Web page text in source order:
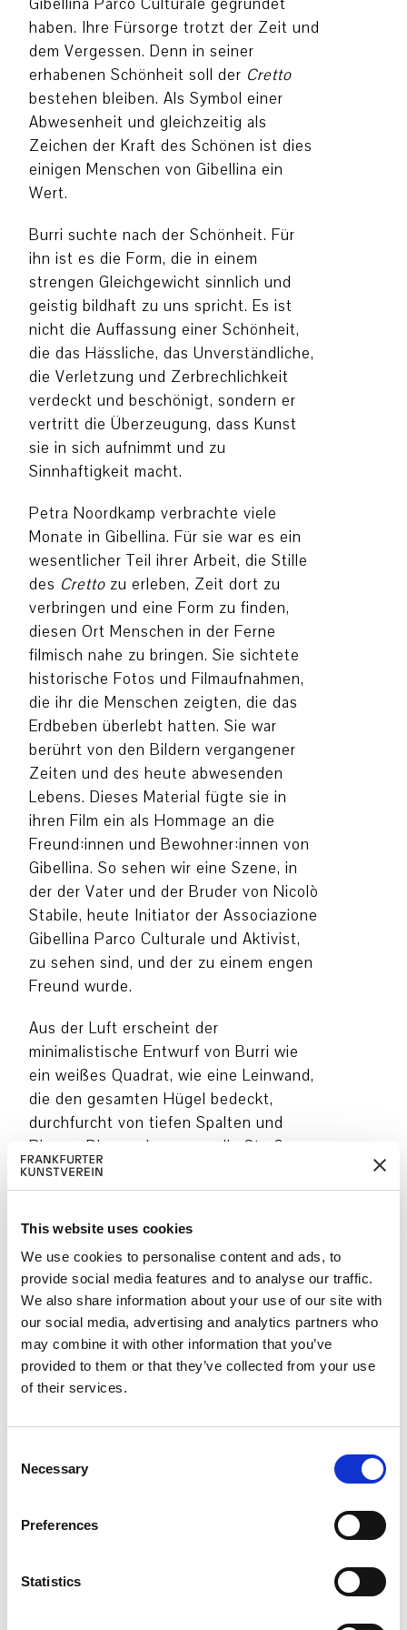
This website uses cookies
We use cookies to personalise content and ads, to
provide social media features and to analyse our traffic.
We also share information about your use of our site with
our social media, advertising and analytics partners who
may combine it with other information that you’ve
provided to them or that they’ve collected from your use
of their services.
Necessary
Preferences
Statistics
haben. Ihre Fürsorge trotzt der Zeit und
dem Vergessen. Denn in seiner
erhabenen Schönheit soll der Cretto
bestehen bleiben. Als Symbol einer
Abwesenheit und gleichzeitig als
Zeichen der Kraft des Schönen ist dies
einigen Menschen von Gibellina ein
Wert.
Burri suchte nach der Schönheit. Für
ihn ist es die Form, die in einem
strengen Gleichgewicht sinnlich und
geistig bildhaft zu uns spricht. Es ist
nicht die Auffassung einer Schönheit,
die das Hässliche, das Unverständliche,
die Verletzung und Zerbrechlichkeit
verdeckt und beschönigt, sondern er
vertritt die Überzeugung, dass Kunst
sie in sich aufnimmt und zu
Sinnhaftigkeit macht.
Petra Noordkamp verbrachte viele
Monate in Gibellina. Für sie war es ein
wesentlicher Teil ihrer Arbeit, die Stille
des Cretto zu erleben, Zeit dort zu
verbringen und eine Form zu finden,
diesen Ort Menschen in der Ferne
filmisch nahe zu bringen. Sie sichtete
historische Fotos und Filmaufnahmen,
die ihr die Menschen zeigten, die das
Erdbeben überlebt hatten. Sie war
berührt von den Bildern vergangener
Zeiten und des heute abwesenden
Lebens. Dieses Material fügte sie in
ihren Film ein als Hommage an die
Freund:innen und Bewohner:innen von
Gibellina. So sehen wir eine Szene, in
der der Vater und der Bruder von Nicolò
Stabile, heute Initiator der Associazione
Gibellina Parco Culturale und Aktivist,
zu sehen sind, und der zu einem engen
Freund wurde.
Aus der Luft erscheint der
minimalistische Entwurf von Burri wie
ein weißes Quadrat, wie eine Leinwand,
die den gesamten Hügel bedeckt,
durchfurcht von tiefen Spalten und
Rissen. Diese erinnern an die Straßen
der zerstörten Stadt Gibellina. Sie
lassen auch an die Furchen denken, die
Existenzen der Menschen, die in
Gibellina alles verloren.
Petra Noordkamp wählt bewusst den
Blickwinkel (altern. Kameraeinstellung)
auf Augenhöhe. Es ist, als führte ihr Film
Gibellina. Ihre Arbeit schafft ein Gefühl
den Betrachtenden den Eindruck, den
nachzuempfinden, was dort passiert
Für die Vertonung ihres Filmes hat